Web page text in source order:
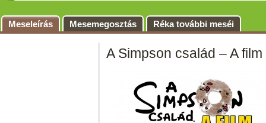
Meseleírás Mesemegosztás Réka további meséi
A Simpson család – A